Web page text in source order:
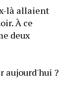
là allaient
À ce
deux
aujourd'hui ?